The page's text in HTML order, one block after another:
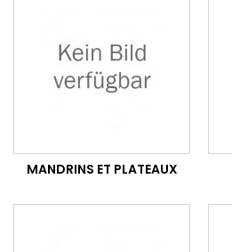
MANDRINS ET PLATEAUX